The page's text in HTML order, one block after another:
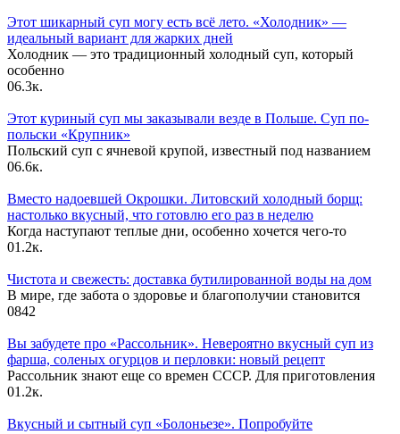
Этот шикарный суп могу есть всё лето. «Холодник» —
идеальный вариант для жарких дней
Холодник — это традиционный холодный суп, который
особенно
06.3к.
Этот куриный суп мы заказывали везде в Польше. Суп по-
польски «Крупник»
Польский суп с ячневой крупой, известный под названием
06.6к.
Вместо надоевшей Окрошки. Литовский холодный борщ:
настолько вкусный, что готовлю его раз в неделю
Когда наступают теплые дни, особенно хочется чего-то
01.2к.
Чистота и свежесть: доставка бутилированной воды на дом
В мире, где забота о здоровье и благополучии становится
0842
Вы забудете про «Рассольник». Невероятно вкусный суп из
фарша, соленых огурцов и перловки: новый рецепт
Рассольник знают еще со времен СССР. Для приготовления
01.2к.
Вкусный и сытный cуп «Болоньезе». Попробуйте